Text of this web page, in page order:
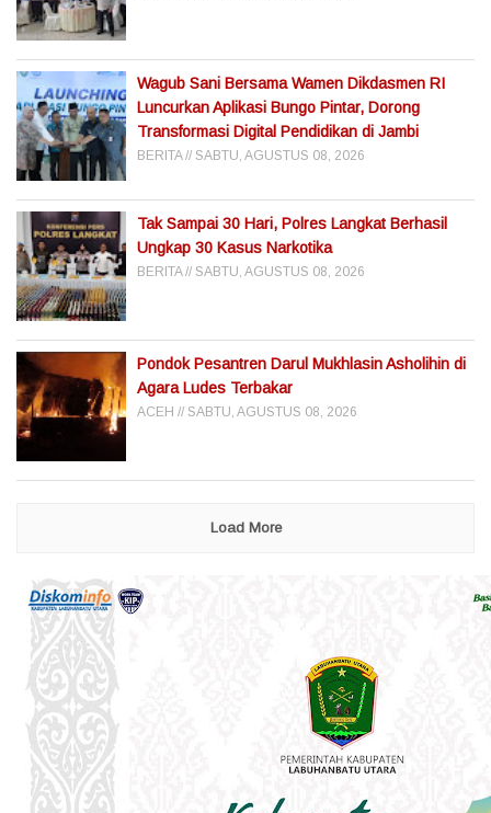
Wagub Sani Bersama Wamen Dikdasmen RI
Luncurkan Aplikasi Bungo Pintar, Dorong
Transformasi Digital Pendidikan di Jambi
BERITA SABTU, AGUSTUS 08, 2026
Tak Sampai 30 Hari, Polres Langkat Berhasil
Ungkap 30 Kasus Narkotika
BERITA SABTU, AGUSTUS 08, 2026
Pondok Pesantren Darul Mukhlasin Asholihin di
Agara Ludes Terbakar
ACEH SABTU, AGUSTUS 08, 2026
Load More